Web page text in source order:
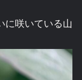
に咲いている山